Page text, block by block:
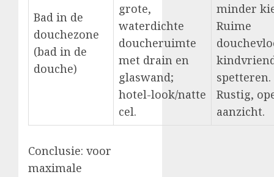
Bad in de
douchezone
(bad in de
douche)
grote,
waterdichte
doucheruimte
met drain en
glaswand;
hotel-look/natte
cel.
minder
Ruime
spetteren.
Rustig,
aanzicht.
Conclusie: voor
maximale